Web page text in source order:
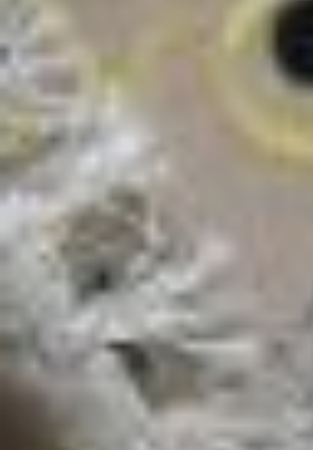
по Амуру было. Они девочке
испытания устроили и только потом
«поставили на шаманство». Без этого
ни один обряд проводить нельзя.
Маленькая Катя очень пугалась, когда
мама начинала шаманить, приносила
в жертву петуха и наговаривала
над его кровью известные ей
молитвы. А если приехать должен
был человек недобрый, шаманка
заранее выгоняла из дома плохих
духов. У славян говорят «чертей
Страх настолько засел в душе
девушки, что к 23 годам она пришла
к православию, покрестилась
и отправилась на лечение... к русской
знахарке тёте Маше, которая